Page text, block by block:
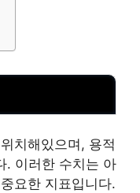
치해있으며, 용적
. 이러한 수치는 아
요한 지표입니다.